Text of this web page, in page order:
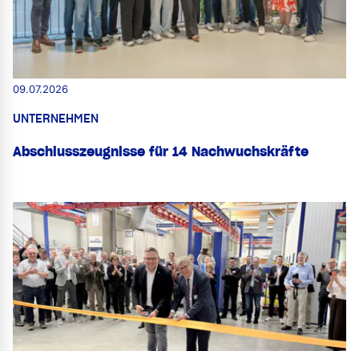
UNTERNEHMEN
Abschlusszeugnisse für 14 Nachwuchskräfte
09.07.2026